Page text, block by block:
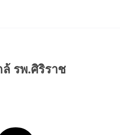
รพ.ศิริราช